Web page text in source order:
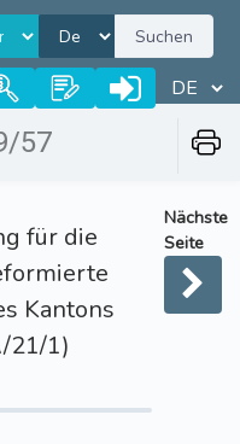
Suchen
57
für die
Kantons
21/1)
Nächste
Seite